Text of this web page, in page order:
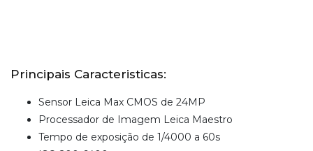
Principais Caracteristicas:
Sensor Leica Max CMOS de 24MP
Processador de Imagem Leica Maestro
Tempo de exposição de 1/4000 a 60s